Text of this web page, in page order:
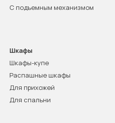
С подъемным механизмом
Шкафы
Шкафы-купе
Распашные шкафы
Для прихожей
Для спальни